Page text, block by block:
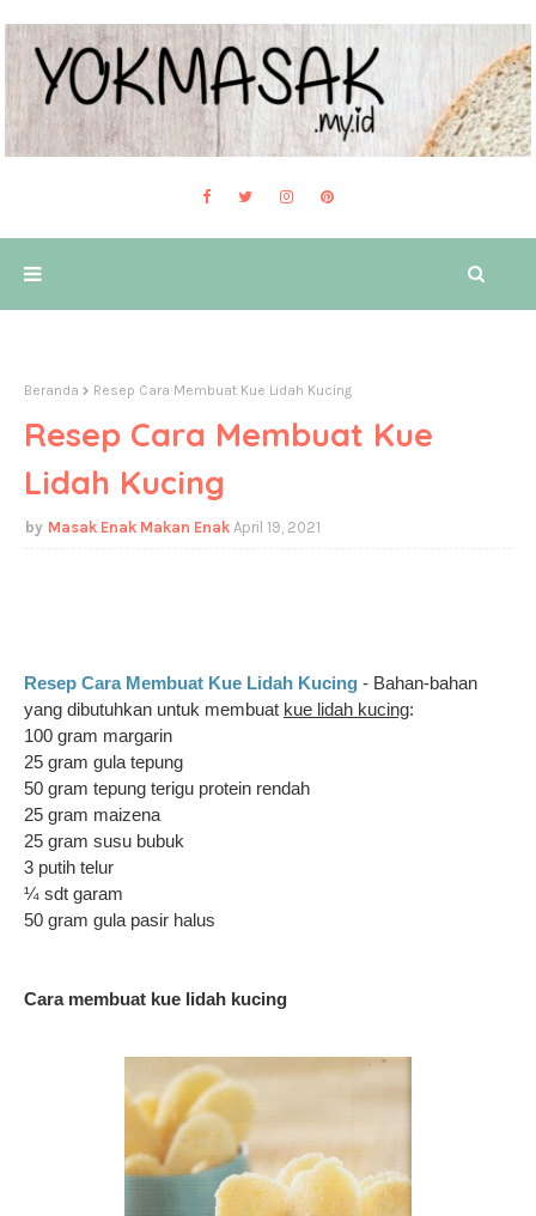
Beranda Resep Cara Membuat Kue Lidah Kucing
Resep Cara Membuat Kue
Lidah Kucing
Masak Enak Makan Enak April 19, 2021
Resep Cara Membuat Kue Lidah Kucing - Bahan-bahan
yang dibutuhkan untuk membuat kue lidah kucing:
100 gram margarin
25 gram gula tepung
50 gram tepung terigu protein rendah
25 gram maizena
25 gram susu bubuk
3 putih telur
¼ sdt garam
50 gram gula pasir halus
Cara membuat kue lidah kucing